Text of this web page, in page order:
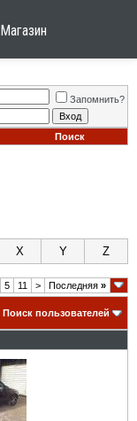
Магазин
Запомнить?
Поиск
X Y Z
5 11 > Последняя »
Поиск пользователей